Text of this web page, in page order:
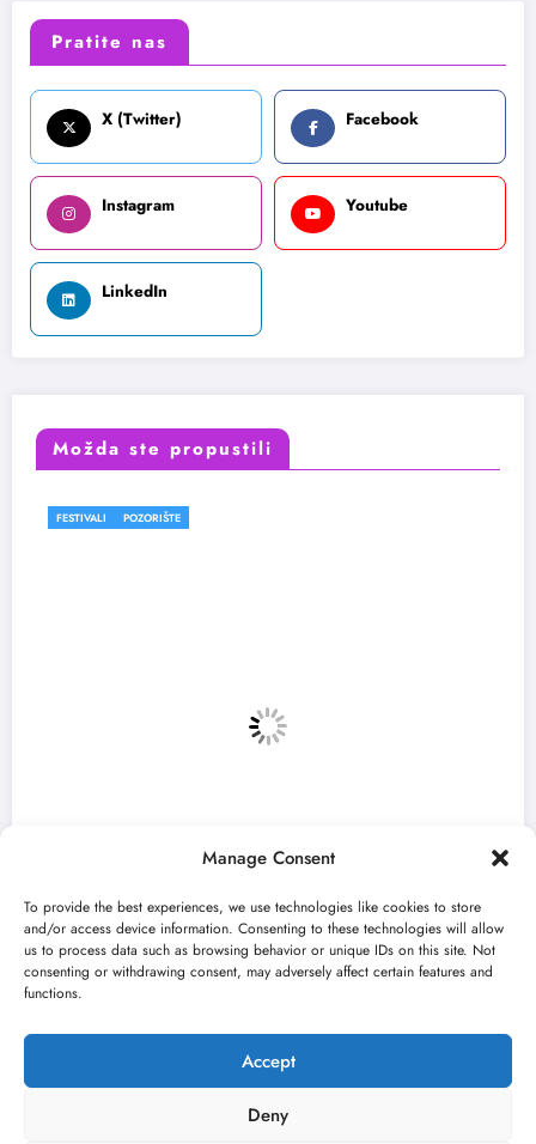
Manage Consent
To provide the best experiences, we use technologies like cookies to store
and/or access device information. Consenting to these technologies will allow
us to process data such as browsing behavior or unique IDs on this site. Not
consenting or withdrawing consent, may adversely affect certain features and
functions.
Accept
Deny
Pratite nas
X (Twitter) Facebook
Instagram Youtube
LinkedIn
Možda ste propustili
u
„Najveći mali festival u
jun 23, 2026